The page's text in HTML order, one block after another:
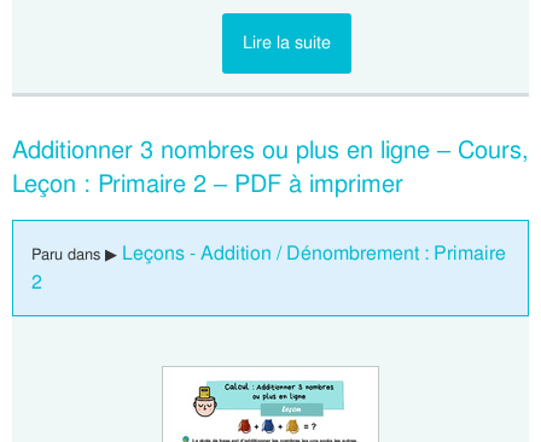
Lire la suite
Additionner 3 nombres ou plus en ligne – Cours,
Leçon : Primaire 2 – PDF à imprimer
Paru dans ▶ Leçons - Addition / Dénombrement : Primaire
2